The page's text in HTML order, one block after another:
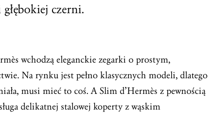
czerni.
wchodzą eleganckie zegarki o prostym,
Na rynku jest pełno klasycznych modeli, dlatego
musi mieć to coś. A Slim d’Hermès z pewnością
delikatnej stalowej koperty z wąskim